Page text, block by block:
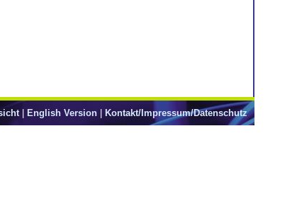
| English Version | Kontakt/Impressum/Datenschutz